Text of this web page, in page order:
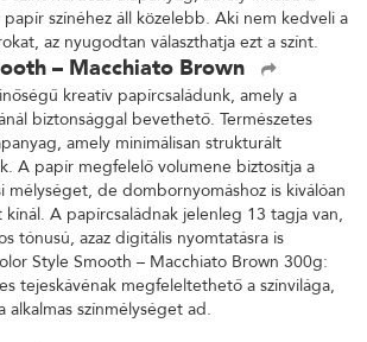
színéhez áll közelebb. Aki nem kedveli a
az nyugodtan választhatja ezt a színt.
– Macchiato Brown
kreatív papírcsaládunk, amely a
biztonsággal bevethető. Természetes
amely minimálisan strukturált
A papír megfelelő volumene biztosítja a
de dombornyomáshoz is kiválóan
kínál. A papírcsaládnak jelenleg 13 tagja van,
tónusú, azaz digitális nyomtatásra is
Style Smooth – Macchiato Brown 300g:
tejeskávénak megfeleltethető a színvilága,
alkalmas színmélységet ad.